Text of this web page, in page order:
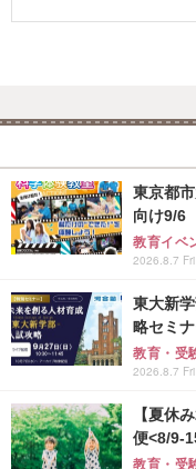
東京都
向け9/6
教育イベ
2026.8.7
東大新
略セミ
教育・受
2026.8.7
【夏休
便<8/9-
教育・受